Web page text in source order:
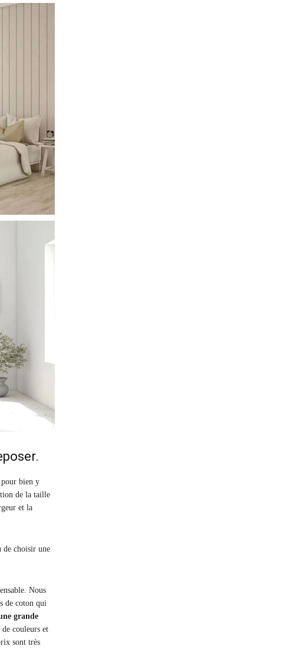
pour bien y
de la taille
et la
de choisir une
Nous
de coton qui
grande
couleurs et
sont très